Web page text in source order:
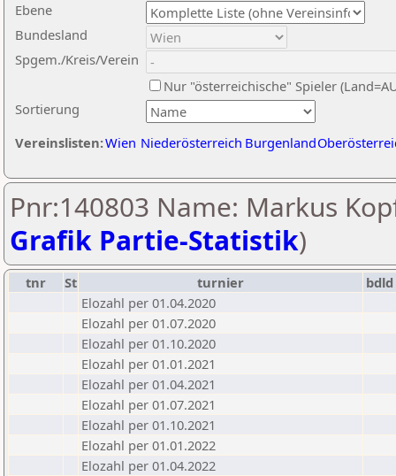
Ebene
Sortierung
Bundesland
Spgem./Kreis/Verein
Nur "österreichische" Spieler
Vereinslisten:Wien Niederösterreich Burgenland
Pnr:140803 Name: Markus
Grafik Partie-Statistik)
tnr St turnier
bdld
Elozahl per 01.04.2020
Elozahl per 01.07.2020
Elozahl per 01.10.2020
Elozahl per 01.01.2021
Elozahl per 01.04.2021
Elozahl per 01.07.2021
Elozahl per 01.10.2021
Elozahl per 01.01.2022
Elozahl per 01.04.2022